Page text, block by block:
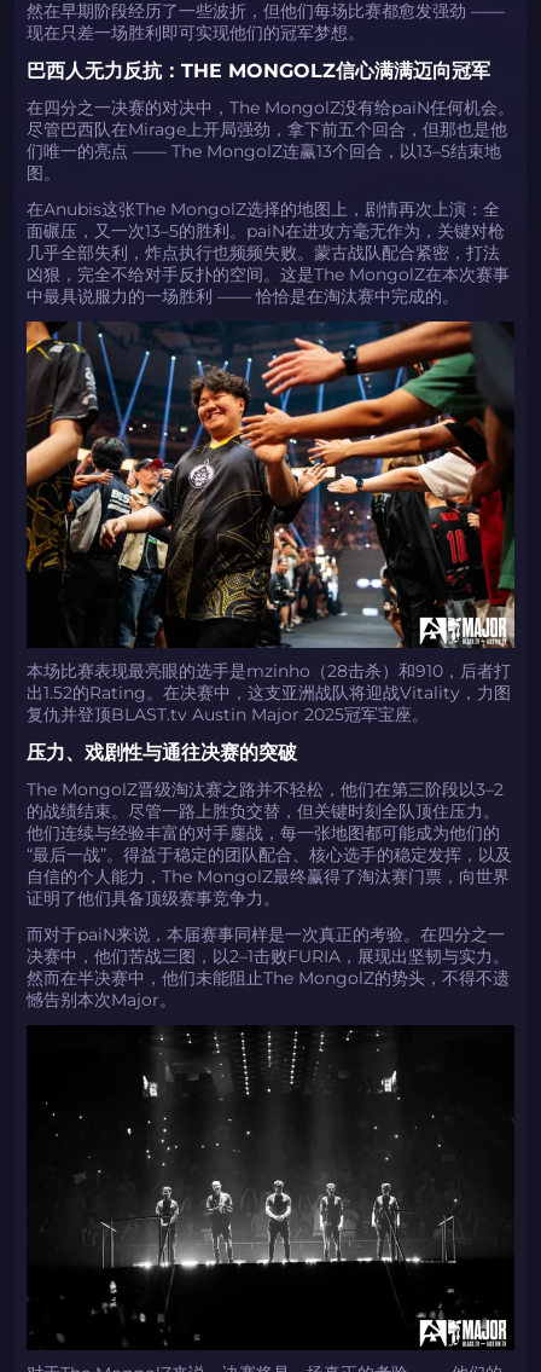
然在早期阶段经历了一些波折，但他们每场比赛都愈发强劲 ——
现在只差一场胜利即可实现他们的冠军梦想。
巴西人无力反抗：THE MONGOLZ信心满满迈向冠军
在四分之一决赛的对决中，The MongolZ没有给paiN任何机会。
尽管巴西队在Mirage上开局强劲，拿下前五个回合，但那也是他
们唯一的亮点 —— The MongolZ连赢13个回合，以13–5结束地
图。
在Anubis这张The MongolZ选择的地图上，剧情再次上演：全
面碾压，又一次13–5的胜利。paiN在进攻方毫无作为，关键对枪
几乎全部失利，炸点执行也频频失败。蒙古战队配合紧密，打法
凶狠，完全不给对手反扑的空间。这是The MongolZ在本次赛事
中最具说服力的一场胜利 —— 恰恰是在淘汰赛中完成的。
本场比赛表现最亮眼的选手是mzinho（28击杀）和910，后者打
出1.52的Rating。在决赛中，这支亚洲战队将迎战Vitality，力图
复仇并登顶BLAST.tv Austin Major 2025冠军宝座。
压力、戏剧性与通往决赛的突破
The MongolZ晋级淘汰赛之路并不轻松，他们在第三阶段以3–2
的战绩结束。尽管一路上胜负交替，但关键时刻全队顶住压力。
他们连续与经验丰富的对手鏖战，每一张地图都可能成为他们的
“最后一战”。得益于稳定的团队配合、核心选手的稳定发挥，以及
自信的个人能力，The MongolZ最终赢得了淘汰赛门票，向世界
证明了他们具备顶级赛事竞争力。
而对于paiN来说，本届赛事同样是一次真正的考验。在四分之一
决赛中，他们苦战三图，以2–1击败FURIA，展现出坚韧与实力。
然而在半决赛中，他们未能阻止The MongolZ的势头，不得不遗
憾告别本次Major。